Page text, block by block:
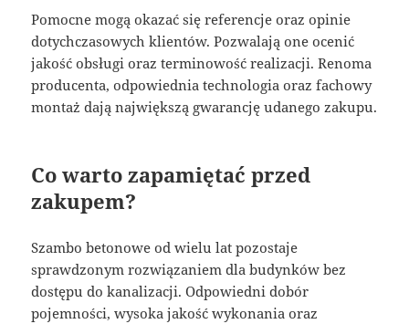
Pomocne mogą okazać się referencje oraz opinie
dotychczasowych klientów. Pozwalają one ocenić
jakość obsługi oraz terminowość realizacji. Renoma
producenta, odpowiednia technologia oraz fachowy
montaż dają największą gwarancję udanego zakupu.
Co warto zapamiętać przed
zakupem?
Szambo betonowe od wielu lat pozostaje
sprawdzonym rozwiązaniem dla budynków bez
dostępu do kanalizacji. Odpowiedni dobór
pojemności, wysoka jakość wykonania oraz